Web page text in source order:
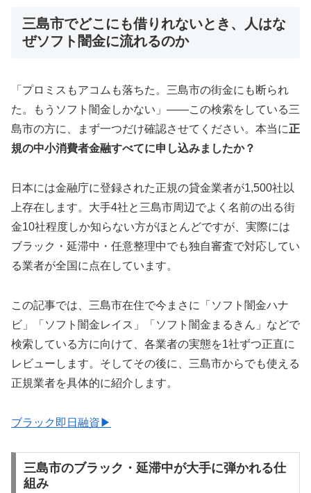
三島市でどこにも借りれないとき、人はな
ぜソフト闇金に流れるのか
「プロミスもアコムも落ちた。三島市の街金にも断られ
た。もうソフト闇金しかない」——この検索をしている三
島市の方に、まず一つだけ確認させてください。本当に正
規の中小消費者金融すべてに申し込みましたか？
日本には金融庁に登録された正規の貸金業者が1,500社以
上存在します。大手4社と三島市周辺でよく名前の出る街
金10社程度しか知らない方がほとんどですが、実際には
ブラック・延滞中・任意整理中でも独自審査で対応してい
る業者が全国に点在しています。
この記事では、三島市在住で今まさに「ソフト闇金ハナ
ビ」「ソフト闇金レイス」「ソフト闇金まるきん」などで
検索している方に向けて、各業者の実態を1社ずつ正直に
レビューします。そしてその後に、三島市からでも使える
正規業者を具体的に紹介します。
ブラック即日融資▶
三島市のブラック・延滞中が大手に弾かれる仕
組み